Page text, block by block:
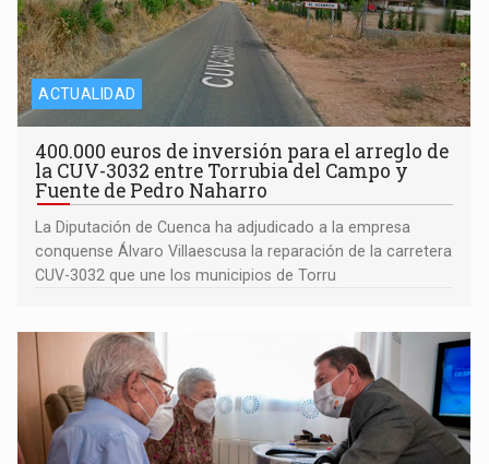
ACTUALIDAD
400.000 euros de inversión para el arreglo de
la CUV-3032 entre Torrubia del Campo y
Fuente de Pedro Naharro
La Diputación de Cuenca ha adjudicado a la empresa
conquense Álvaro Villaescusa la reparación de la carretera
CUV-3032 que une los municipios de Torru